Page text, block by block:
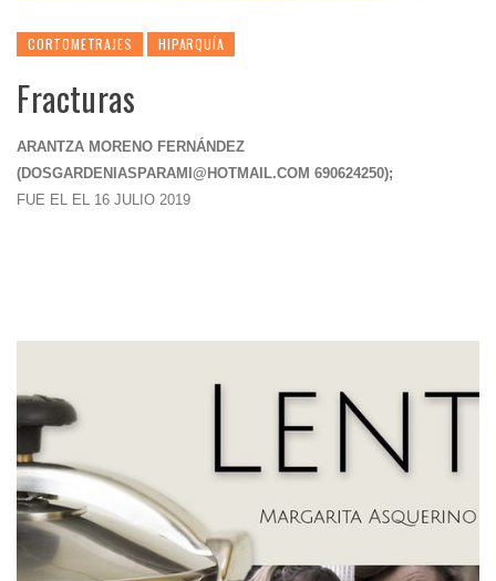
CORTOMETRAJES HIPARQUÍA
Fracturas
ARANTZA MORENO FERNÁNDEZ
(DOSGARDENIASPARAMI@HOTMAIL.COM 690624250);
FUE EL EL 16 JULIO 2019